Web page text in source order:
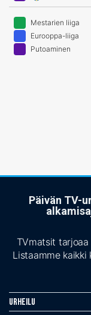
Mestarien liiga
Eurooppa-liiga
Putoaminen
Päivän TV-
TVmatsit
Listaamme kaikki
Urheilu